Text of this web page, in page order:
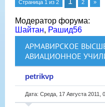
Страница 1 из 2 2 »
Модератор форума:
Шайтан, Рашид56
АРМАВИРСКОЕ
АВИАЦИОННОЕ
petrikvp
Дата: Среда, 17 Августа